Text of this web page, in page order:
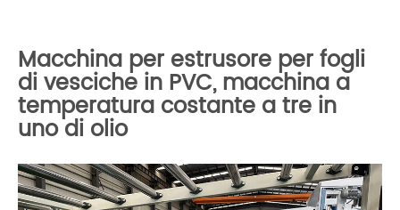
Macchina per estrusore per fogli
di vesciche in PVC, macchina a
temperatura costante a tre in
uno di olio